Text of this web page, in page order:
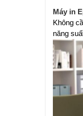
Máy in
Không
năng